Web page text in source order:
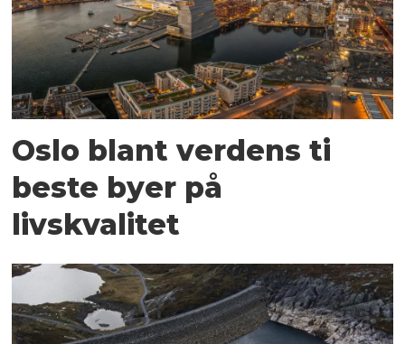
Oslo blant verdens ti
beste byer på
livskvalitet